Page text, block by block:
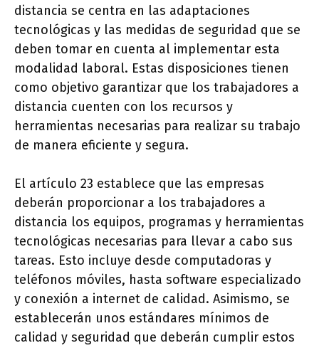
distancia se centra en las adaptaciones
tecnológicas y las medidas de seguridad que se
deben tomar en cuenta al implementar esta
modalidad laboral. Estas disposiciones tienen
como objetivo garantizar que los trabajadores a
distancia cuenten con los recursos y
herramientas necesarias para realizar su trabajo
de manera eficiente y segura.
El artículo 23 establece que las empresas
deberán proporcionar a los trabajadores a
distancia los equipos, programas y herramientas
tecnológicas necesarias para llevar a cabo sus
tareas. Esto incluye desde computadoras y
teléfonos móviles, hasta software especializado
y conexión a internet de calidad. Asimismo, se
establecerán unos estándares mínimos de
calidad y seguridad que deberán cumplir estos